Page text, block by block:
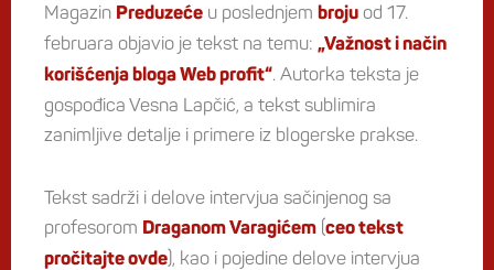
Magazin Preduzeće u poslednjem broju od 17.
februara objavio je tekst na temu: „Važnost i način
korišćenja bloga Web profit“. Autorka teksta je
gospođica Vesna Lapčić, a tekst sublimira
zanimljive detalje i primere iz blogerske prakse.
Tekst sadrži i delove intervjua sačinjenog sa
profesorom Draganom Varagićem (ceo tekst
pročitajte ovde), kao i pojedine delove intervjua